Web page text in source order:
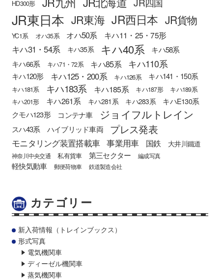
HD300形
JR東日本 JR東海 JR西日本 JR貨物
YC1系 オハ35系 オハ50系 キハ11・25・75形
キハ31・54系 キハ35系 キハ40系 キハ58系
キハ66系 キハ71・72系 キハ85系 キハ110系
キハ120形 キハ125・200系 キハ126系 キハ141・150系
キハ181系 キハ183系 キハ185系 キハ187形
キハ189系
キハ201形
キハ261系 キハ281系 キハ283系
キハE130系
クモハ123形
コンテナ車 ジョイフルトレイン
スハ43系 ハイブリッド車両 プレス発表
モニタリング装置搭載車 事業用車 国鉄 大井川鐵道
神奈川中央交通 私有貨車 第三セクター 編成写真
軽快気動車 郵便荷物車 鉄道製造会社
カテゴリー
新入荷情報（トレインブックス）
形式写真
電気機関車
ディーゼル機関車
蒸気機関車